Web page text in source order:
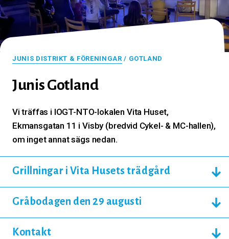
JUNIS DISTRIKT & FÖRENINGAR / GOTLAND
Junis Gotland
Vi träffas i IOGT-NTO-lokalen Vita Huset,
Ekmansgatan 11 i Visby (bredvid Cykel- & MC-hallen),
om inget annat sägs nedan.
Grillningar i Vita Husets trädgård
Gråbodagen den 29 augusti
Kontakt